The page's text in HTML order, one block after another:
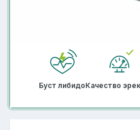
Буст либидоКачество